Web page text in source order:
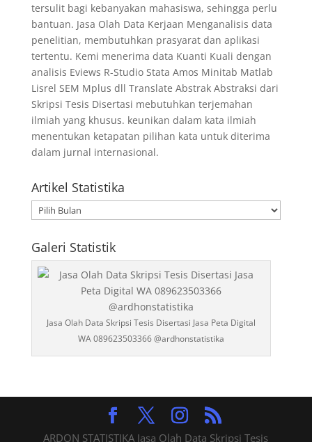
tersulit bagi kebanyakan mahasiswa, sehingga perlu
bantuan. Jasa Olah Data Kerjaan Menganalisis data
penelitian, membutuhkan prasyarat dan aplikasi
tertentu. Kemi menerima data Kuanti Kuali dengan
analisis Eviews R-Studio Stata Amos Minitab Matlab
Lisrel SEM Mplus dll Translate Abstrak Abstraksi dari
Skripsi Tesis Disertasi mebutuhkan terjemahan
ilmiah yang khusus. keunikan dalam kata ilmiah
menentukan ketapatan pilihan kata untuk diterima
dalam jurnal internasional.
Artikel Statistika
Artikel
Statistika
Galeri Statistik
Jasa Olah Data Skripsi Tesis Disertasi Jasa Peta Digital
WA 089623503366 @ardhonstatistika
ARDON STATISTIKA Jasa Olah Data Skripsi Tesis